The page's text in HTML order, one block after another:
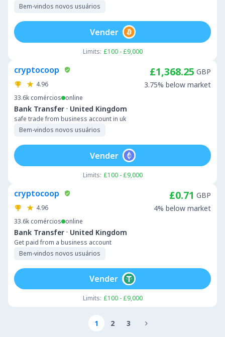
Bem-vindos novos usuários
Limits: £100 - £9,000
Vender
cryptocoop
4.96
33.6k comércios online
Bank Transfer · United Kingdom
safe trade from business account in uk
Bem-vindos novos usuários
£1,368.25 GBP
3.75% below market
Limits: £100 - £9,000
Vender
cryptocoop
4.96
33.6k comércios online
Bank Transfer · United Kingdom
Get paid from a business account
Bem-vindos novos usuários
£0.71 GBP
4% below market
Limits: £100 - £9,000
Vender
1 2 3 